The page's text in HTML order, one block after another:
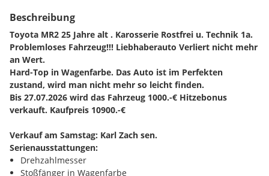
Beschreibung
Toyota MR2 25 Jahre alt . Karosserie Rostfrei u. Technik 1a.
Problemloses Fahrzeug!!! Liebhaberauto Verliert nicht mehr
an Wert.
Hard-Top in Wagenfarbe. Das Auto ist im Perfekten
zustand, wird man nicht mehr so leicht finden.
Bis 27.07.2026 wird das Fahrzeug 1000.-€ Hitzebonus
verkauft. Kaufpreis 10900.-€
Verkauf am Samstag: Karl Zach sen.
Serienausstattungen:
Drehzahlmesser
Stoßfänger in Wagenfarbe